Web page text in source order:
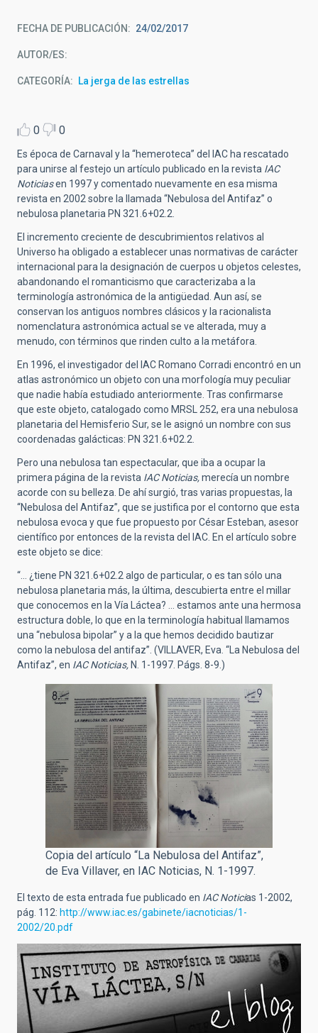
FECHA DE PUBLICACIÓN 24/02/2017
AUTOR/ES
CATEGORÍA La jerga de las estrellas
0 0
Es época de Carnaval y la “hemeroteca” del IAC ha rescatado
para unirse al festejo un artículo publicado en la revista IAC
Noticiasen 1997 y comentado nuevamente en esa misma
revista en 2002 sobre la llamada “Nebulosa del Antifaz” o
nebulosa planetaria PN 321.6+02.2.
El incremento creciente de descubrimientos relativos al
Universo ha obligado a establecer unas normativas de carácter
internacional para la designación de cuerpos u objetos celestes,
abandonando el romanticismo que caracterizaba a la
terminología astronómica de la antigüedad. Aun así, se
conservan los antiguos nombres clásicos y la racionalista
nomenclatura astronómica actual se ve alterada, muy a
menudo, con términos que rinden culto a la metáfora.
En 1996, el investigador del IAC Romano Corradi encontró en un
atlas astronómico un objeto con una morfología muy peculiar
que nadie había estudiado anteriormente. Tras confirmarse
que este objeto, catalogado como MRSL 252, era una nebulosa
planetaria del Hemisferio Sur, se le asignó un nombre con sus
coordenadas galácticas: PN 321.6+02.2.
Pero una nebulosa tan espectacular, que iba a ocupar la
primera página de la revista IAC Noticias,merecía un nombre
acorde con su belleza. De ahí surgió, tras varias propuestas, la
“Nebulosa del Antifaz”, que se justifica por el contorno que esta
nebulosa evoca y que fue propuesto por César Esteban, asesor
científico por entonces de la revista del IAC. En el artículo sobre
este objeto se dice:
“… ¿tiene PN 321.6+02.2 algo de particular, o es tan sólo una
nebulosa planetaria más, la última, descubierta entre el millar
que conocemos en la Vía Láctea? … estamos ante una hermosa
estructura doble, lo que en la terminología habitual llamamos
una “nebulosa bipolar” y a la que hemos decidido bautizar
como la nebulosa del antifaz”. (VILLAVER, Eva. “La Nebulosa del
Antifaz”, en IAC Noticias, N. 1-1997. Págs. 8-9.)
Copia del artículo “La Nebulosa del Antifaz”,
de Eva Villaver, en IAC Noticias, N. 1-1997.
El texto de esta entrada fue publicado en IAC Noticias 1-2002,
pág. 112: http://www.iac.es/gabinete/iacnoticias/1-
2002/20.pdf